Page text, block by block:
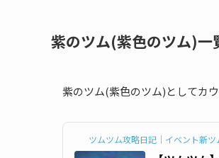
紫のツム(紫色のツム)一
紫のツム(紫色のツム)としてカ
ツムツム攻略日記｜イベント新ツ